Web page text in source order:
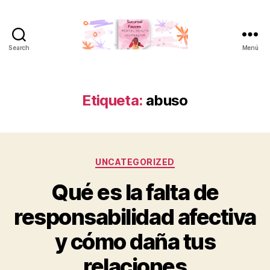
Search Menú
Etiqueta: abuso
Categorías
UNCATEGORIZED
Qué es la falta de
responsabilidad afectiva
y cómo daña tus